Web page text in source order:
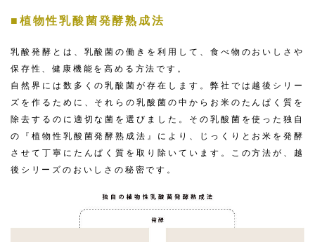
■植物性乳酸菌発酵熟成法
乳酸発酵とは、乳酸菌の働きを利用して、食べ物のおいしさや
保存性、健康機能を高める方法です。
自然界には数多くの乳酸菌が存在します。弊社では越後シリー
ズを作るために、それらの乳酸菌の中からお米のたんぱく質を
除去するのに適切な菌を選びました。その乳酸菌を使った独自
の『植物性乳酸菌発酵熟成法』により、じっくりとお米を発酵
させて丁寧にたんぱく質を取り除いています。この方法が、越
後シリーズのおいしさの秘密です。